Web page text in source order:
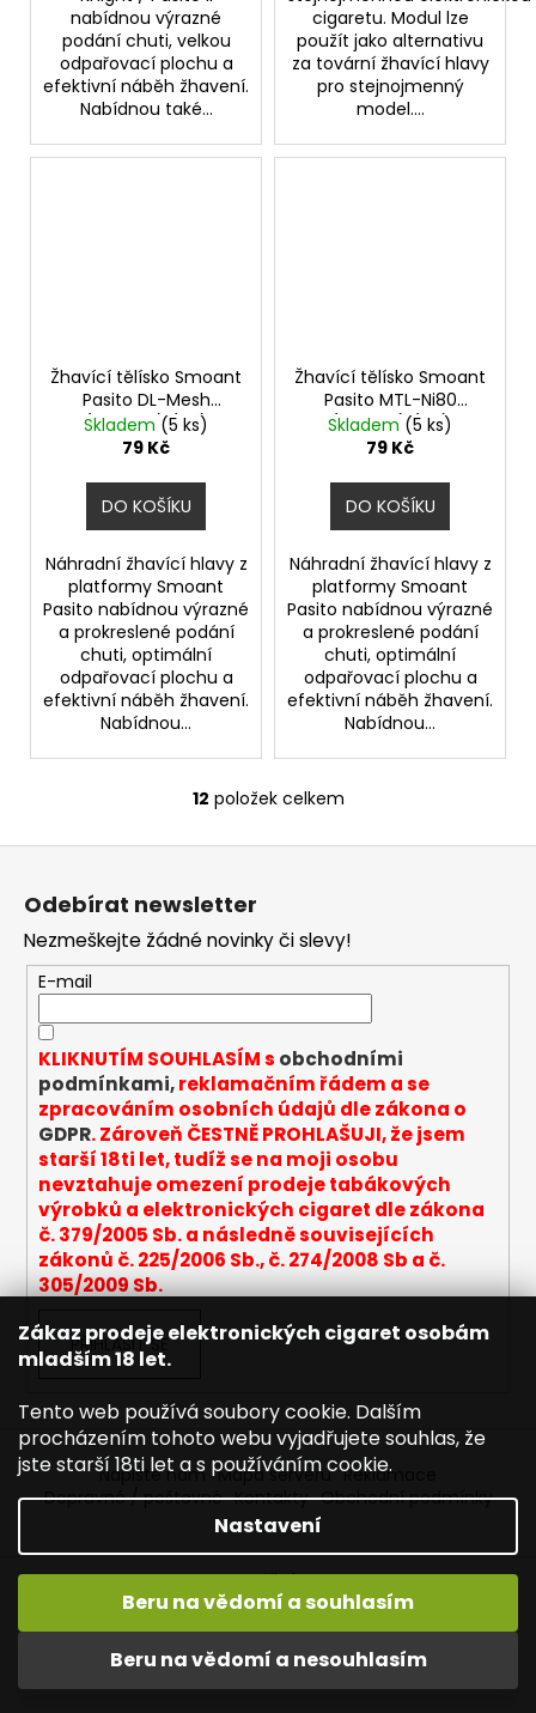
Zákaz prodeje elektronických cigaret osobám
mladším 18 let.
Tento web používá soubory cookie. Dalším
procházením tohoto webu vyjadřujete souhlas, že
jste starší 18ti let a s používáním cookie.
Nastavení
Beru na vědomí a nesouhlasím
Beru na vědomí a souhlasím
Vítejte na JOYETECH. DORUČENÍ ZDARMA zásilkovnou nad
nabídnou výrazné
podání chuti, velkou
odpařovací plochu a
efektivní náběh žhavení.
Nabídnou také...
cigaretu. Modul lze
použít jako alternativu
za tovární žhavící hlavy
pro stejnojmenný
model....
Žhavící tělísko Smoant
Pasito DL-Mesh
(0,6ohm) (1ks)
Skladem (5 ks)
79 Kč
DO KOŠÍKU
Náhradní žhavící hlavy z
platformy Smoant
Pasito nabídnou výrazné
a prokreslené podání
chuti, optimální
odpařovací plochu a
efektivní náběh žhavení.
Nabídnou...
Žhavící tělísko Smoant
Pasito MTL-Ni80
(1,4ohm) (1ks)
Skladem (5 ks)
79 Kč
DO KOŠÍKU
Náhradní žhavící hlavy z
platformy Smoant
Pasito nabídnou výrazné
a prokreslené podání
chuti, optimální
odpařovací plochu a
efektivní náběh žhavení.
Nabídnou...
O
a
c
í
p
r
v
k
y
v
ý
p
i
s
u
12 položek celkem
Z
Odebírat newsletter
Nezmeškejte žádné novinky či slevy!
E-mail
KLIKNUTÍM SOUHLASÍM s obchodními
podmínkami,reklamačním řádem a se
zpracováním osobních údajů dle zákona o
GDPR. Zároveň ČESTNĚ PROHLAŠUJI, že jsem
starší 18ti let, tudíž se na moji osobu
nevztahuje omezení prodeje tabákových
výrobků a elektronických cigaret dle zákona
č. 379/2005 Sb. a následně souvisejících
zákonů č. 225/2006 Sb., č. 274/2008 Sb a č.
305/2009 Sb.
PŘIHLÁSIT SE
Napište nám Mapa serveru Reklamace
Dopravné / poštovné Kontakty Obchodní podmínky
Vytvořil Shoptet
Copyright 2026Joyetech - Značkové elektronické
cigarety. Všechna práva vyhrazena.Upravit nastavení
cookies